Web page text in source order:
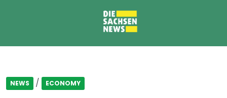
NEWS / ECONOMY